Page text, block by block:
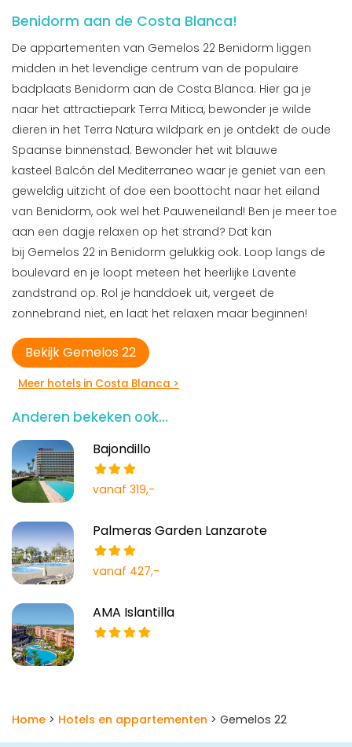
Benidorm aan de Costa Blanca!
De appartementen van Gemelos 22 Benidorm liggen
midden in het levendige centrum van de populaire
badplaats Benidorm aan de Costa Blanca. Hier ga je
naar het attractiepark Terra Mitica, bewonder je wilde
dieren in het Terra Natura wildpark en je ontdekt de oude
Spaanse binnenstad. Bewonder het wit blauwe
kasteel Balcón del Mediterraneo waar je geniet van een
geweldig uitzicht of doe een boottocht naar het eiland
van Benidorm, ook wel het Pauweneiland! Ben je meer toe
aan een dagje relaxen op het strand? Dat kan
bij Gemelos 22 in Benidorm gelukkig ook. Loop langs de
boulevard en je loopt meteen het heerlijke Lavente
zandstrand op. Rol je handdoek uit, vergeet de
zonnebrand niet, en laat het relaxen maar beginnen!
Bekijk Gemelos 22
Meer hotels in Costa Blanca >
Anderen bekeken ook...
Bajondillo
vanaf 319,-
Palmeras Garden Lanzarote
vanaf 427,-
AMA Islantilla
Home > Hotels en appartementen > Gemelos 22